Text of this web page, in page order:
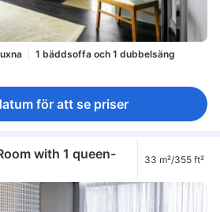
1 bäddsoffa och 1 dubbelsäng
för att se priser
with 1 queen-
33 m²/355 ft²